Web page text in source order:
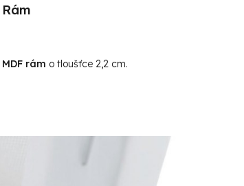
Rám
MDF rám o tloušťce 2,2 cm.